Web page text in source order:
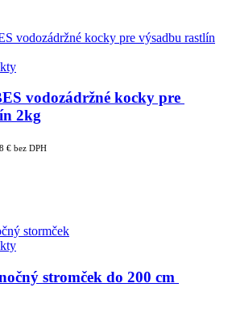
vodozádržné kocky pre
2kg
€ bez DPH
stromček do 200 cm